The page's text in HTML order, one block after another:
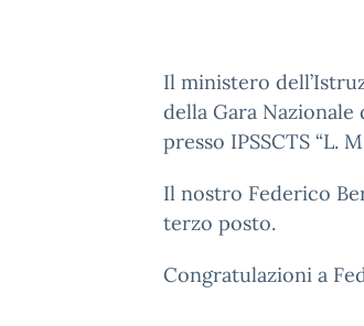
Il ministero
della Gara
presso IPSSCTS “L.
Il nostro Federico
terzo posto.
Congratulazioni a